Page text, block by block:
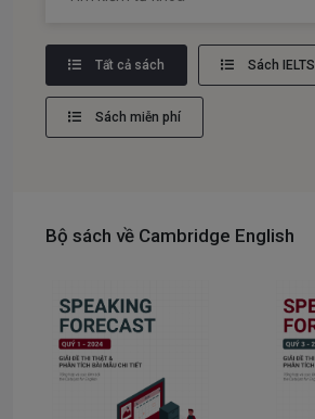
Tất cả sách Sách IELTS
Sách miễn phí
Bộ sách về Cambridge English